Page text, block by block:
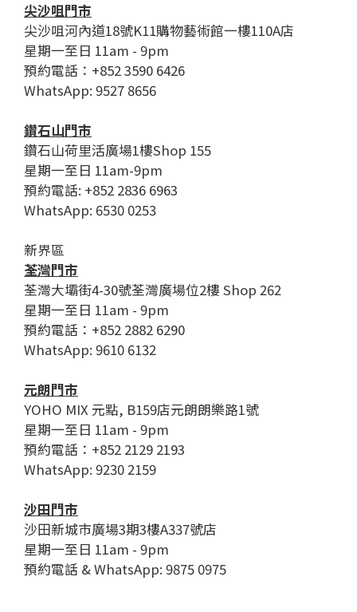
尖沙咀門市
尖沙咀河內道18號K11購物藝術館一樓110A店
星期一至日 11am - 9pm
預約電話：+852 3590 6426
WhatsApp: 9527 8656
鑽石山門市
鑽石山荷里活廣場1樓Shop 155
星期一至日 11am-9pm
預約電話: +852 2836 6963
WhatsApp: 6530 0253
新界區
荃灣門市
荃灣大壩街4-30號荃灣廣場位2樓 Shop 262
星期一至日 11am - 9pm
預約電話：+852 2882 6290
WhatsApp: 9610 6132
元朗門市
YOHO MIX 元點, B159店元朗朗樂路1號
星期一至日 11am - 9pm
預約電話：+852 2129 2193
WhatsApp: 9230 2159
沙田門市
沙田新城市廣場3期3樓A337號店
星期一至日 11am - 9pm
預約電話 & WhatsApp: 9875 0975